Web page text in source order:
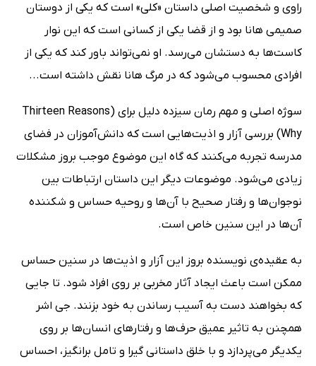
راوی و شخصیت اصلی داستان «کلی» است که یکی از دوستان
صمیمی هانا بود و از قضا یکی از کسانی است که این نوار
کاست‌ها به دستشان می‌رسد. او نمی‌تواند باور کند که یکی از
افرادی محسوب می‌شود که در مرگ هانا نقش داشته است...
سوژه اصلی و مهم رمان سیزده دلیل برای (Thirteen Reasons
Why) بررسی آزار و اذیت‌هایی است که دانش‌آموزان در فضای
مدرسه تجربه می‌کنند که گاه این موضوع موجب بروز مشکلات
زیادی می‌شود. موضوعات دیگر این داستان ارتباطات بین
نوجوان‌ها و رفتار صحیح با آن‌ها و روحیه حساس و شکننده
آن‌ها در این سنین خاص است.
به عقیده‌ی نویسنده بروز این آزار و اذیت‌ها در سنین حساس
ممکن است باعث ایجاد آثار مخربی بر روی افراد شود. تا جایی
که بخواهند دست به آسیب رساندن به خود بزنند. جی اشر
همچنن به تاثیر عمیق حرف‌ها و رفتارهای انسان‌ها بر روی
یکدیگر می‌پردازد و با خلق داستانی گیرا و تامل برانگیز، احساس